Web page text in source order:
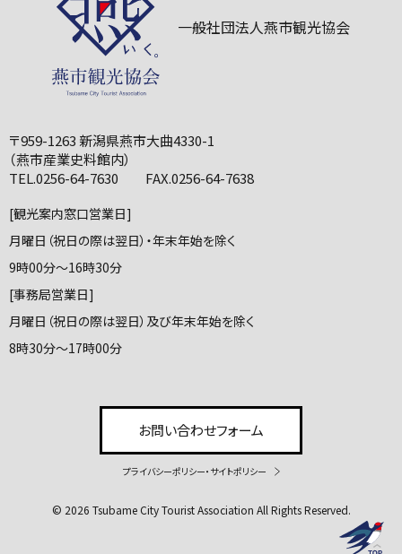
一般社団法人燕市観光協会
〒959-1263 新潟県燕市大曲4330-1
（燕市産業史料館内）
TEL.0256-64-7630 FAX.0256-64-7638
[観光案内窓口営業日]
月曜日（祝日の際は翌日）・年末年始を除く
9時00分～16時30分
[事務局営業日]
月曜日（祝日の際は翌日）及び年末年始を除く
8時30分～17時00分
お問い合わせフォーム
プライバシーポリシー・サイトポリシー
© 2026 Tsubame City Tourist Association All Rights Reserved.